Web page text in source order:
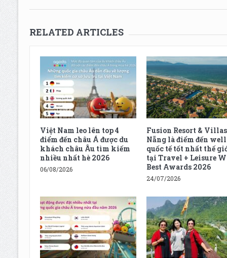
RELATED ARTICLES
Việt Nam leo lên top 4
điểm đến châu Á được du
khách châu Âu tìm kiếm
nhiều nhất hè 2026
06/08/2026
Fusion Resort &
Nẵng là điểm đến
quốc tế tốt nhất thế
tại Travel + Leisure
Best Awards 2026
24/07/2026